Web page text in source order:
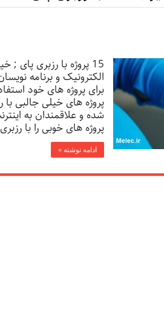
15 پروژه با رزبری پای ;
الکترونیک و برنامه
برای پروژه های خود
پروژه های خیلی جالبی با
پروژه های خوبی را با
ادامه نوشته »